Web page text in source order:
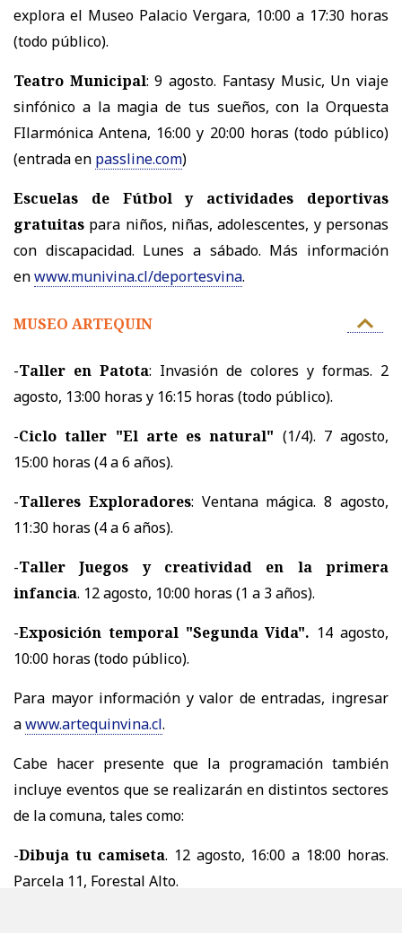
explora el Museo Palacio Vergara, 10:00 a 17:30 horas
(todo público).
Teatro Municipal: 9 agosto. Fantasy Music, Un viaje
sinfónico a la magia de tus sueños, con la Orquesta
FIlarmónica Antena, 16:00 y 20:00 horas (todo público)
(entrada en passline.com)
Escuelas de Fútbol y actividades deportivas
gratuitas para niños, niñas, adolescentes, y personas
con discapacidad. Lunes a sábado. Más información
enwww.munivina.cl/deportesvina.
MUSEO ARTEQUIN
-Taller en Patota: Invasión de colores y formas. 2
agosto, 13:00 horas y 16:15 horas (todo público).
-Ciclo taller "El arte es natural" (1/4). 7 agosto,
15:00 horas (4 a 6 años).
-Talleres Exploradores: Ventana mágica. 8 agosto,
11:30 horas (4 a 6 años).
-Taller Juegos y creatividad en la primera
infancia. 12 agosto, 10:00 horas (1 a 3 años).
-Exposición temporal "Segunda Vida". 14 agosto,
10:00 horas (todo público).
Para mayor información y valor de entradas, ingresar
awww.artequinvina.cl.
Cabe hacer presente que la programación también
incluye eventos que se realizarán en distintos sectores
de la comuna, tales como:
-Dibuja tu camiseta. 12 agosto, 16:00 a 18:00 horas.
Parcela 11, Forestal Alto.